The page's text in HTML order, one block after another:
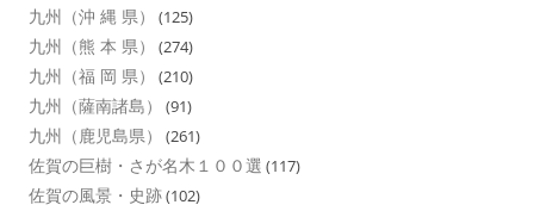
九州（沖 縄 県） (125)
九州（熊 本 県） (274)
九州（福 岡 県） (210)
九州（薩南諸島） (91)
九州（鹿児島県） (261)
佐賀の巨樹・さが名木１００選 (117)
佐賀の風景・史跡(102)